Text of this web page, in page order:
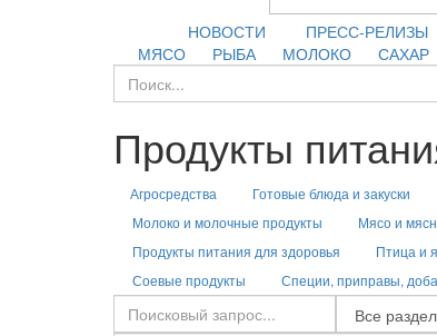
НОВОСТИ ПРЕСС-РЕЛИЗЫ
МЯСО
РЫБА МОЛОКО САХАР
Продукты
Агросредства Готовые блюда и закуски
Молоко и молочные продукты
Мясо и
Продукты питания для здоровья
Птица и
Соевые продукты
Специи, приправы,